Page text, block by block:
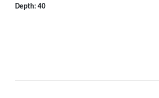
Depth: 40